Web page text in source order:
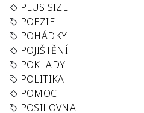
PLUS SIZE
POEZIE
POHÁDKY
POJIŠTĚNÍ
POKLADY
POLITIKA
POMOC
POSILOVNA